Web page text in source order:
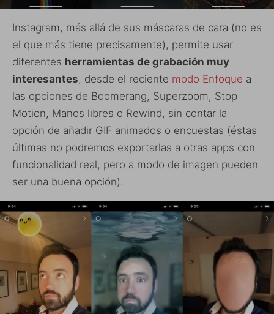
Instagram, más allá de sus máscaras de cara (no es
el que más tiene precisamente), permite usar
diferentes herramientas de grabación muy
interesantes, desde el reciente modo Enfoque a
las opciones de Boomerang, Superzoom, Stop
Motion, Manos libres o Rewind, sin contar la
opción de añadir GIF animados o encuestas (éstas
últimas no podremos exportarlas a otras apps con
funcionalidad real, pero a modo de imagen pueden
ser una buena opción).